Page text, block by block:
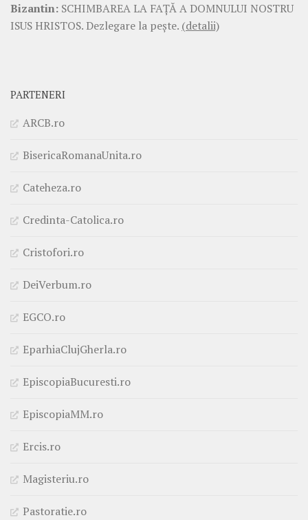
Bizantin: SCHIMBAREA LA FAŢĂ A DOMNULUI NOSTRU
ISUS HRISTOS. Dezlegare la pește. (detalii)
PARTENERI
ARCB.ro
BisericaRomanaUnita.ro
Cateheza.ro
Credinta-Catolica.ro
Cristofori.ro
DeiVerbum.ro
EGCO.ro
EparhiaClujGherla.ro
EpiscopiaBucuresti.ro
EpiscopiaMM.ro
Ercis.ro
Magisteriu.ro
Pastoratie.ro